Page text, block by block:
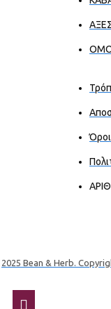
2025 Bean & Herb.